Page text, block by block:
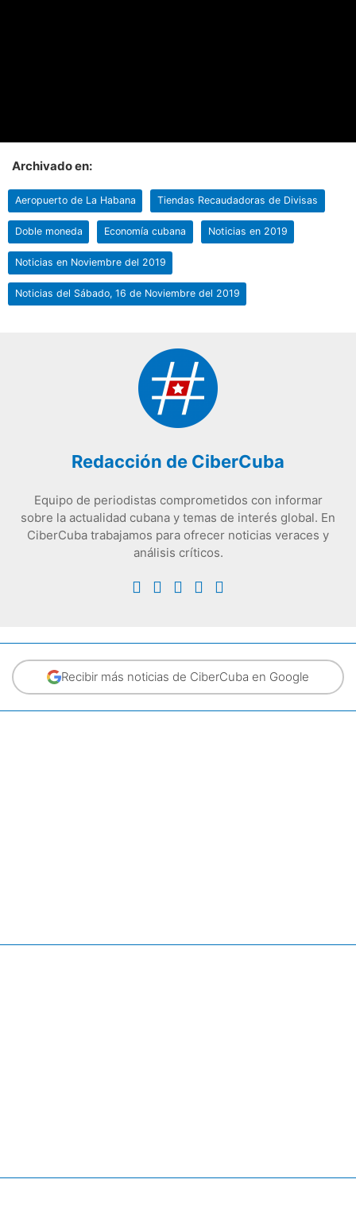
Archivado en:
Aeropuerto de La Habana Tiendas Recaudadoras de Divisas
Doble moneda Economía cubana Noticias en 2019
Noticias en Noviembre del 2019
Noticias del Sábado, 16 de Noviembre del 2019
Redacción de CiberCuba
Equipo de periodistas comprometidos con informar
sobre la actualidad cubana y temas de interés global. En
CiberCuba trabajamos para ofrecer noticias veraces y
análisis críticos.
Recibir más noticias de CiberCuba en Google